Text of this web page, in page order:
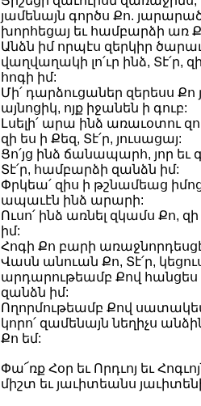
յամենայն գործս Քո.
խորհեցայ եւ համբարձի առ
Անձն իմ որպէս զերկիր
վաղվաղակի լո՛ւր ինձ, Տէ՛ր,
հոգի իմ:
Մի՛ դարձուցաներ զերեսս Քո
այնոցիկ, ոյք իջանեն ի գուբ:
Լսելի՛ արա ինձ առաւօտու
զի ես ի Քեզ, Տէ՛ր, յուսացայ:
Ցո՛յց ինձ ճանապարհ, յոր եւ
Տէ՛ր, համբարձի զանձն իմ:
Փրկեա՛ զիս ի թշնամեաց
ապաւէն ինձ արարի:
Ուսո՛ ինձ առնել զկամս Քո,
իմ:
Հոգի Քո բարի առաջնորդեսցէ
Վասն անուան Քո, Տէ՛ր,
արդարութեամբ Քով հանցես
զանձն իմ:
Ողորմութեամբ Քով
կորո՛ զամենայն նեղիչս
Քո եմ:
Փա՜ռք Հօր եւ Որդւոյ եւ
միշտ եւ յաւիտեանս